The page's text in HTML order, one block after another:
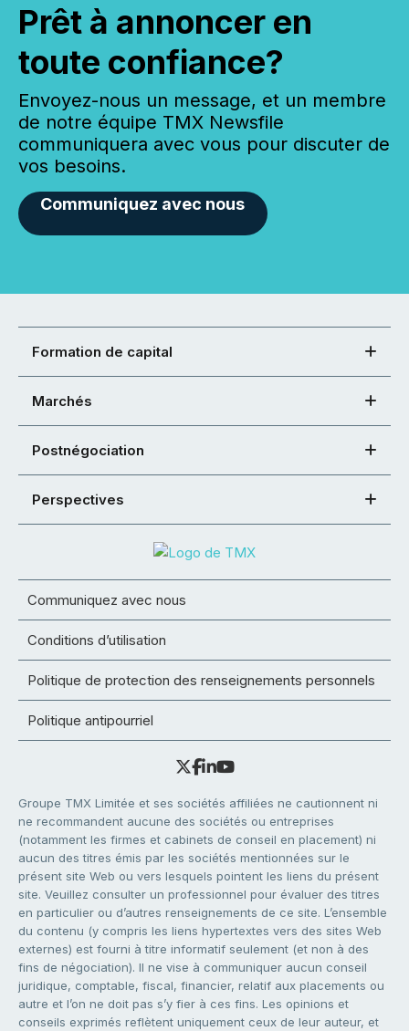
Prêt à annoncer en
toute confiance?
Envoyez-nous un message, et un membre
de notre équipe TMX Newsfile
communiquera avec vous pour discuter de
vos besoins.
Communiquez avec nous
Formation de capital
Marchés
Postnégociation
Perspectives
Communiquez avec nous
Conditions d’utilisation
Politique de protection des renseignements personnels
Politique antipourriel
Groupe TMX Limitée et ses sociétés affiliées ne cautionnent ni
ne recommandent aucune des sociétés ou entreprises
(notamment les firmes et cabinets de conseil en placement) ni
aucun des titres émis par les sociétés mentionnées sur le
présent site Web ou vers lesquels pointent les liens du présent
site. Veuillez consulter un professionnel pour évaluer des titres
en particulier ou d’autres renseignements de ce site. L’ensemble
du contenu (y compris les liens hypertextes vers des sites Web
externes) est fourni à titre informatif seulement (et non à des
fins de négociation). Il ne vise à communiquer aucun conseil
juridique, comptable, fiscal, financier, relatif aux placements ou
autre et l’on ne doit pas s’y fier à ces fins. Les opinions et
conseils exprimés reflètent uniquement ceux de leur auteur, et